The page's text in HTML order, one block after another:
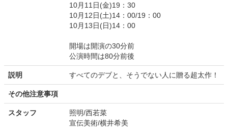
10月11日(金)19：30
10月12日(土)14：00/19：00
10月13日(日)14：00
開場は開演の30分前
公演時間は80分前後
説明 すべてのデブと、そうでない人に贈る超太作！
その他注意事項
スタッフ
照明/西若菜
宣伝美術/横井希美